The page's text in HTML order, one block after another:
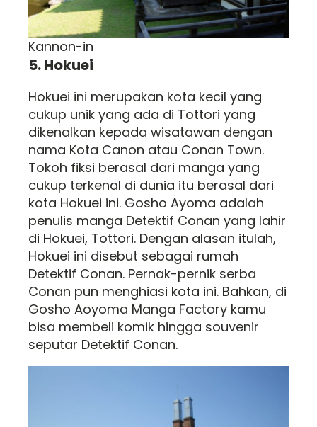
Kannon-in
5. Hokuei
Hokuei ini merupakan kota kecil yang
cukup unik yang ada di Tottori yang
dikenalkan kepada wisatawan dengan
nama Kota Canon atau Conan Town.
Tokoh fiksi berasal dari manga yang
cukup terkenal di dunia itu berasal dari
kota Hokuei ini. Gosho Ayoma adalah
penulis manga Detektif Conan yang lahir
di Hokuei, Tottori. Dengan alasan itulah,
Hokuei ini disebut sebagai rumah
Detektif Conan. Pernak-pernik serba
Conan pun menghiasi kota ini. Bahkan, di
Gosho Aoyoma Manga Factory kamu
bisa membeli komik hingga souvenir
seputar Detektif Conan.